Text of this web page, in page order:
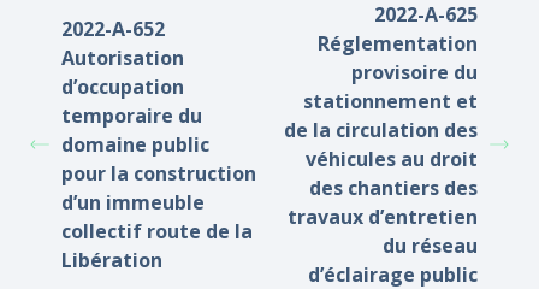
2022-A-652
Autorisation
d’occupation
temporaire du
domaine public
pour la construction
d’un immeuble
collectif route de la
Libération
2022-A-625
Réglementation
provisoire du
stationnement et
de la circulation des
véhicules au droit
des chantiers des
travaux d’entretien
du réseau
d’éclairage public